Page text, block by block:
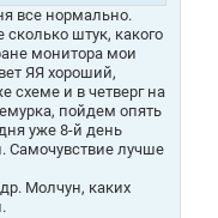
все нормально.
штук, какого
монитора мои
ЯЯ хороший,
схеме и в четверг на
пойдем опять
уже 8-й день
Самочувствие лучше
Молчун, каких